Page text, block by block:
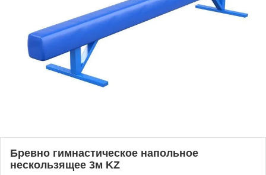
Бревно гимнастическое напольное
нескользящее 3м KZ